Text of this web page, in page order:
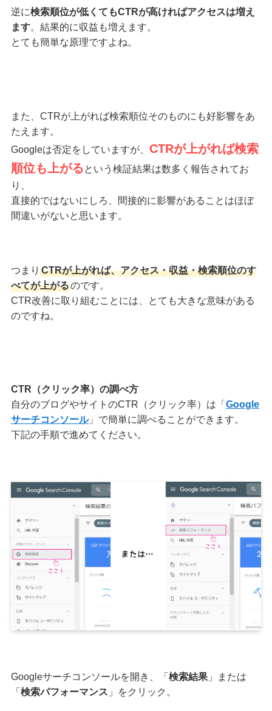
逆に検索順位が低くてもCTRが高ければアクセスは増え
ます。結果的に収益も増えます。
とても簡単な原理ですよね。
また、CTRが上がれば検索順位そのものにも好影響をあ
たえます。
Googleは否定をしていますが、 CTRが上がれば検索
順位も上がる という検証結果は数多く報告されてお
り、
直接的ではないにしろ、間接的に影響があることはほぼ
間違いがないと思います。
つまり CTRが上がれば、アクセス・収益・検索順位のす
べてが上がるのです。
CTR改善に取り組むことには、とても大きな意味がある
のですね。
CTR（クリック率）の調べ方
自分のブログやサイトのCTR（クリック率）は「 Google
サーチコンソール」で簡単に調べることができます。
下記の手順で進めてください。
Googleサーチコンソールを開き、「 検索結果」または
「 検索パフォーマンス 」をクリック。